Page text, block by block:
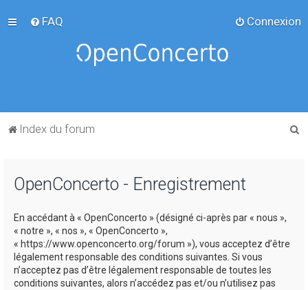
FAQ Connexion
Index du forum
OpenConcerto - Enregistrement
En accédant à « OpenConcerto » (désigné ci-après par « nous »,
« notre », « nos », « OpenConcerto »,
« https://www.openconcerto.org/forum »), vous acceptez d’être
légalement responsable des conditions suivantes. Si vous
n’acceptez pas d’être légalement responsable de toutes les
conditions suivantes, alors n’accédez pas et/ou n’utilisez pas